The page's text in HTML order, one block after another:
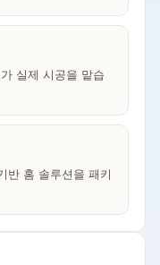
실제 시공을 맡습
반 홈 솔루션을 패키